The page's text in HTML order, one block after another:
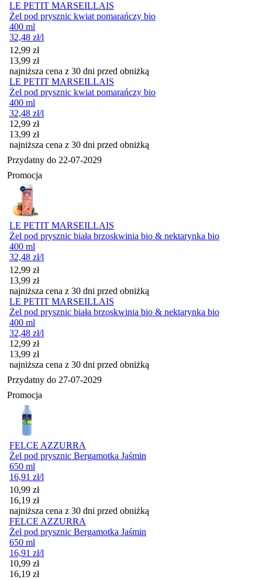
LE PETIT MARSEILLAIS
Żel pod prysznic kwiat pomarańczy bio
400 ml
32,48 zł/l
Cena promocyjna
12,99 zł
13,99 zł
najniższa cena z 30 dni przed obniżką
LE PETIT MARSEILLAIS
Żel pod prysznic kwiat pomarańczy bio
400 ml
32,48 zł/l
Cena promocyjna
12,99 zł
13,99 zł
najniższa cena z 30 dni przed obniżką
Przydatny do 22-07-2029
Promocja
LE PETIT MARSEILLAIS
Żel pod prysznic biała brzoskwinia bio & nektarynka bio
400 ml
32,48 zł/l
Cena promocyjna
12,99 zł
13,99 zł
najniższa cena z 30 dni przed obniżką
LE PETIT MARSEILLAIS
Żel pod prysznic biała brzoskwinia bio & nektarynka bio
400 ml
32,48 zł/l
Cena promocyjna
12,99 zł
13,99 zł
najniższa cena z 30 dni przed obniżką
Przydatny do 27-07-2029
Promocja
FELCE AZZURRA
Żel pod prysznic Bergamotka Jaśmin
650 ml
16,91 zł/l
Cena promocyjna
10,99 zł
16,19 zł
najniższa cena z 30 dni przed obniżką
FELCE AZZURRA
Żel pod prysznic Bergamotka Jaśmin
650 ml
16,91 zł/l
Cena promocyjna
10,99 zł
16,19 zł